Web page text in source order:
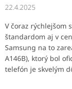
22.4.2025
V čoraz rýchlejšom
štandardom aj v
Samsung na to
A146B), ktorý bol
telefón je skvelým